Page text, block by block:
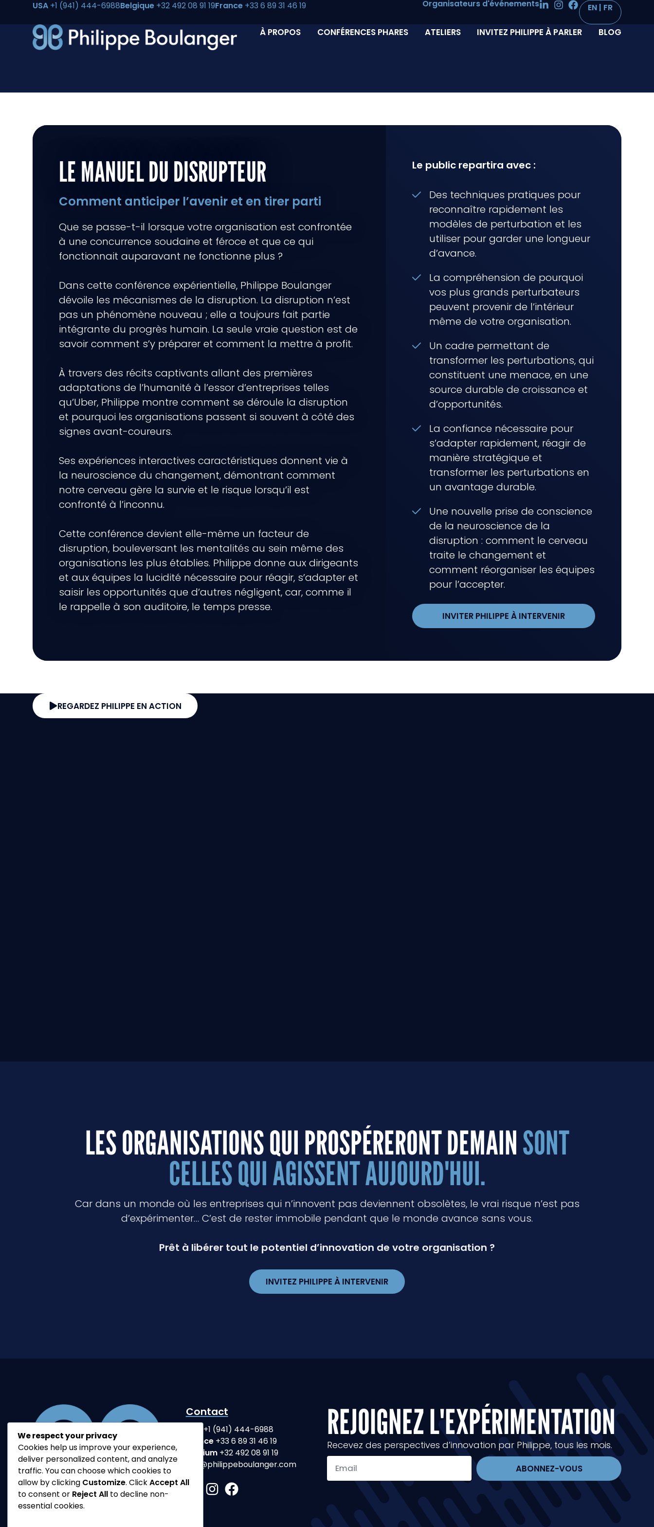
USA +1 (941) 444-6988Belgique +32 492 08 91 19France +33 6 89 31 46 19 Organisateurs d'événements
À PROPOS CONFÉRENCES PHARES ATELIERS INVITEZ PHILIPPE À PARLER BLOG
LE MANUEL DU DISRUPTEUR
Comment anticiper l’avenir et en tirer parti
Que se passe-t-il lorsque votre organisation est confrontée
à une concurrence soudaine et féroce et que ce qui
fonctionnait auparavant ne fonctionne plus ?
Dans cette conférence expérientielle, Philippe Boulanger
dévoile les mécanismes de la disruption. La disruption n’est
pas un phénomène nouveau ; elle a toujours fait partie
intégrante du progrès humain. La seule vraie question est de
savoir comment s’y préparer et comment la mettre à profit.
À travers des récits captivants allant des premières
adaptations de l’humanité à l’essor d’entreprises telles
qu’Uber, Philippe montre comment se déroule la disruption
et pourquoi les organisations passent si souvent à côté des
signes avant-coureurs.
Ses expériences interactives caractéristiques donnent vie à
la neuroscience du changement, démontrant comment
notre cerveau gère la survie et le risque lorsqu’il est
confronté à l’inconnu.
Cette conférence devient elle-même un facteur de
disruption, bouleversant les mentalités au sein même des
organisations les plus établies. Philippe donne aux dirigeants
et aux équipes la lucidité nécessaire pour réagir, s’adapter et
saisir les opportunités que d’autres négligent, car, comme il
le rappelle à son auditoire, le temps presse.
Le public repartira avec :
Des techniques pratiques pour
reconnaître rapidement les
modèles de perturbation et les
utiliser pour garder une longueur
d’avance.
La compréhension de pourquoi
vos plus grands perturbateurs
peuvent provenir de l’intérieur
même de votre organisation.
Un cadre permettant de
transformer les perturbations, qui
constituent une menace, en une
source durable de croissance et
d’opportunités.
La confiance nécessaire pour
s’adapter rapidement, réagir de
manière stratégique et
transformer les perturbations en
un avantage durable.
Une nouvelle prise de conscience
de la neuroscience de la
disruption : comment le cerveau
traite le changement et
comment réorganiser les équipes
pour l’accepter.
INVITER PHILIPPE À INTERVENIR
REGARDEZ PHILIPPE EN ACTION
LES ORGANISATIONS QUI PROSPÉRERONT DEMAINSONT
CELLES QUI AGISSENT AUJOURD'HUI.
Car dans un monde où les entreprises qui n’innovent pas deviennent obsolètes, le vrai risque n’est pas
d’expérimenter… C’est de rester immobile pendant que le monde avance sans vous.
Prêt à libérer tout le potentiel d’innovation de votre organisation ?
INVITEZ PHILIPPE À INTERVENIR
Contact
+1 (941) 444-6988
France +33 6 89 31 46 19
Belgium +32 492 08 91 19
phil@philippeboulanger.com
REJOIGNEZ L'EXPÉRIMENTATION
Recevez des perspectives d’innovation par Philippe, tous les mois.
ABONNEZ-VOUS
We respect your privacy
Cookies help us improve your experience,
deliver personalized content, and analyze
traffic. You can choose which cookies to
allow by clicking Customize. ClickAccept All
to consent or Reject All to decline non-
essential cookies.